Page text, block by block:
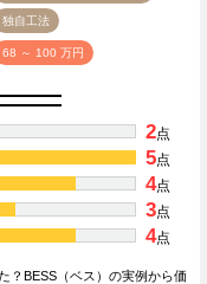
独自工法
68 ～ 100 万円
2点
5点
4点
3点
4点
？BESS（ベス）の実例から価